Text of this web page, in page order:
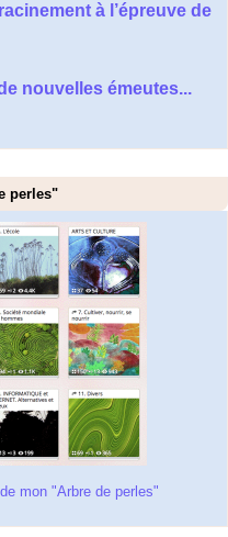
à l’épreuve de
nouvelles émeutes...
perles"
mon "Arbre de perles"